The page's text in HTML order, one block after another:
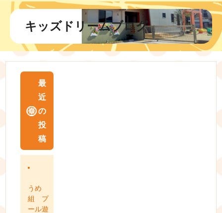
キッズドリームブログ
最
近
の
投
稿
うめ
組 プ
ール遊